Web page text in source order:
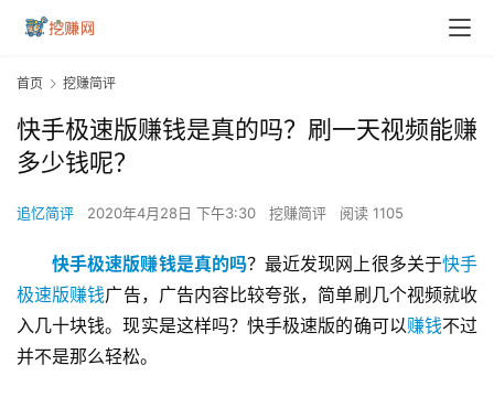
首页 挖赚简评
快手极速版赚钱是真的吗？刷一天视频能赚
多少钱呢？
追忆简评 2020年4月28日 下午3:30 挖赚简评 阅读 1105
快手极速版赚钱是真的吗？最近发现网上很多关于快手
极速版赚钱广告，广告内容比较夸张，简单刷几个视频就收
入几十块钱。现实是这样吗？快手极速版的确可以赚钱不过
并不是那么轻松。